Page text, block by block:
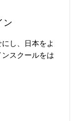
ン
し、日本をよ
スクールをは